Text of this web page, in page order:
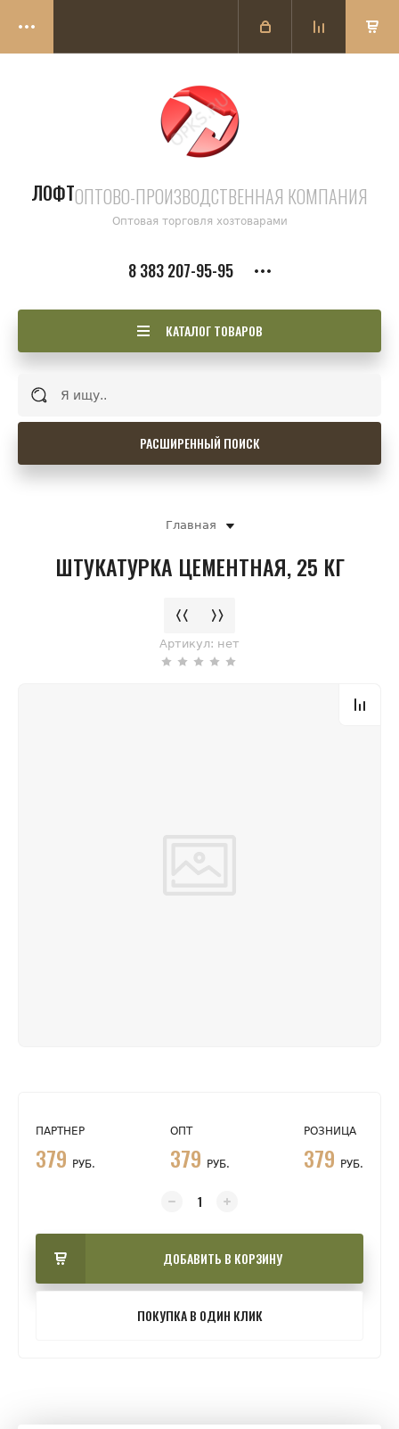
ЛОФТОПТОВО-ПРОИЗВОДСТВЕННАЯ КОМПАНИЯ
Оптовая торговля хозтоварами
8 383 207-95-95
КАТАЛОГ ТОВАРОВ
РАСШИРЕННЫЙ ПОИСК
Главная
ШТУКАТУРКА ЦЕМЕНТНАЯ, 25 КГ
Артикул: нет
ПАРТНЕР
379 РУБ.
ОПТ
379 РУБ.
РОЗНИЦА
379 РУБ.
ДОБАВИТЬ В КОРЗИНУ
ПОКУПКА В ОДИН КЛИК